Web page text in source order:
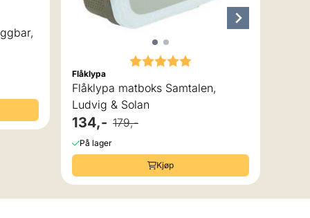
Karakter:
Flåklypa
Flåklypa matboks Samtalen,
Ludvig & Solan
134,- 179,-
På lager
Kjøp